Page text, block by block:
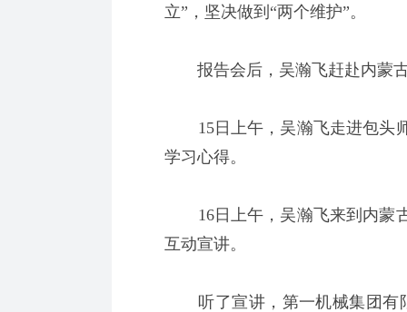
立”，坚决做到“两个维护”。
报告会后，吴瀚飞赶赴内蒙
15日上午，吴瀚飞走进包头
学习心得。
16日上午，吴瀚飞来到内蒙
互动宣讲。
听了宣讲，第一机械集团有